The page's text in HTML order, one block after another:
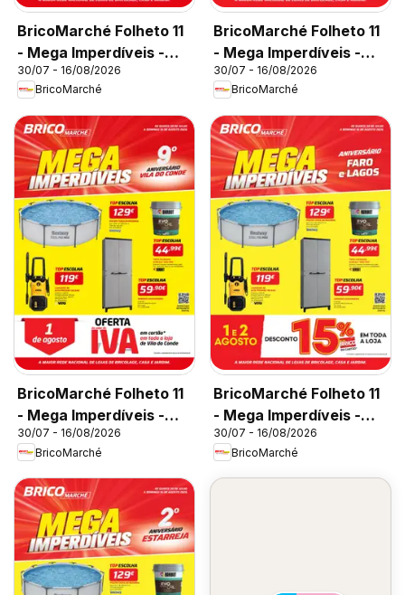
BricoMarché Folheto 11
- Mega Imperdíveis -
Caldas da Rainha
30/07 - 16/08/2026
BricoMarché
BricoMarché Folheto 11
- Mega Imperdíveis -
Viseu
30/07 - 16/08/2026
BricoMarché
BricoMarché Folheto 11
- Mega Imperdíveis -
Vila do Conde
30/07 - 16/08/2026
BricoMarché
BricoMarché Folheto 11
- Mega Imperdíveis -
Faro
30/07 - 16/08/2026
BricoMarché